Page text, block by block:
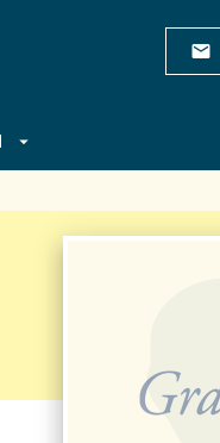
mail
arrow_drop_down